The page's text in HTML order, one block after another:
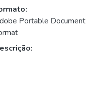
Portable Document